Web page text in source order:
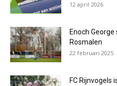
12 april 2026
Enoch George
Rosmalen
22 februari 2025
FC Rijnvogels